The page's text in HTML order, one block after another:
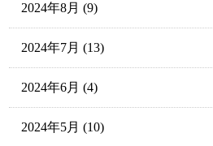
2024年8月 (9)
2024年7月 (13)
2024年6月 (4)
2024年5月 (10)